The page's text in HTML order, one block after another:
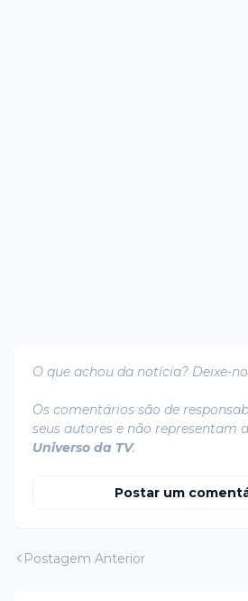
O que achou da notícia? Deixe-
Os comentários são de
seus autores e não representam
Universo da TV.
Postar um
Postagem Anterior